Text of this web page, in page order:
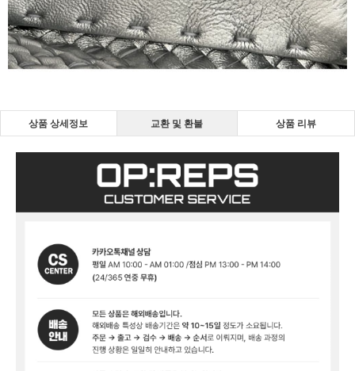
상품 상세정보 교환 및 환불 상품 리뷰